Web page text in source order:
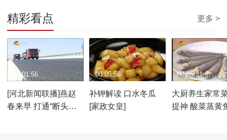
精彩看点 更多 >
[河北新闻联播]燕赵
春来早 打通“断头路”
00:01:56
补钾解读 口水冬瓜
[家政女皇]
00:05:56
大厨养生家常
提神 酸菜蒸黄
00:05:31